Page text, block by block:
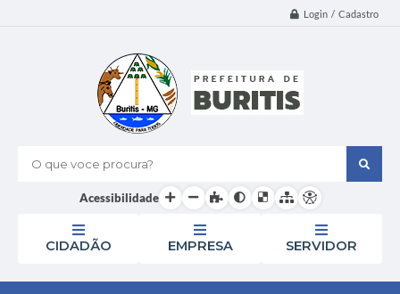
Login / Cadastro
O que voce procura?
Acessibilidade
CIDADÃO EMPRESA SERVIDOR